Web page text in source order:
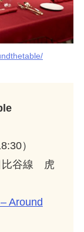
）
比谷線 虎
Around